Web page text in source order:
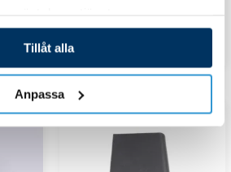
Tillåt alla
Anpassa